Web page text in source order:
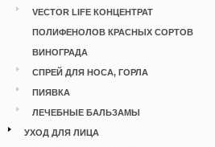
VECTOR LIFE КОНЦЕНТРАТ
ПОЛИФЕНОЛОВ КРАСНЫХ СОРТОВ
ВИНОГРАДА
СПРЕЙ ДЛЯ НОСА, ГОРЛА
ПИЯВКА
ЛЕЧЕБНЫЕ БАЛЬЗАМЫ
УХОД ДЛЯ ЛИЦА